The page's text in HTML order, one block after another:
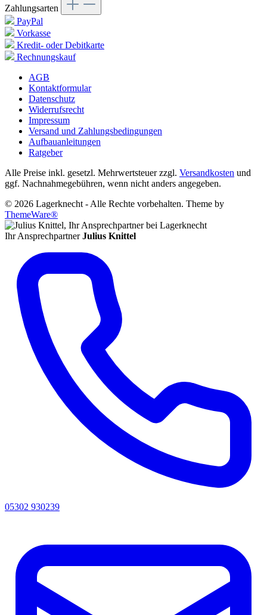
Zahlungsarten
PayPal
Vorkasse
Kredit- oder Debitkarte
Rechnungskauf
AGB
Kontaktformular
Datenschutz
Widerrufsrecht
Impressum
Versand und Zahlungsbedingungen
Aufbauanleitungen
Ratgeber
Alle Preise inkl. gesetzl. Mehrwertsteuer zzgl. Versandkosten und
ggf. Nachnahmegebühren, wenn nicht anders angegeben.
© 2026 Lagerknecht - Alle Rechte vorbehalten. Theme by
ThemeWare®
Ihr Ansprechpartner Julius Knittel
05302 930239